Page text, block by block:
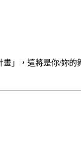
」，這將是你/妳的